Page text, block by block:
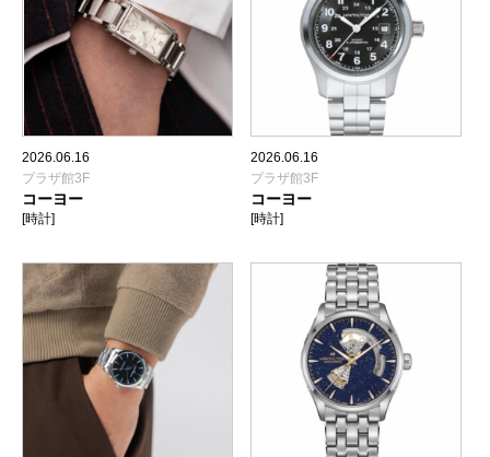
2026.06.16
プラザ館3F
コーヨー
[時計]
2026.06.16
プラザ館3F
コーヨー
[時計]